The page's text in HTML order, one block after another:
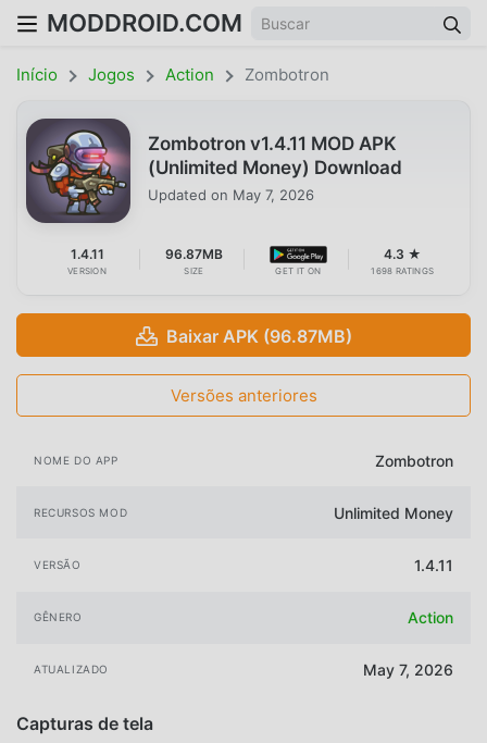
MODDROID.COM
Início Jogos Action Zombotron
Zombotron v1.4.11 MOD APK
(Unlimited Money) Download
Updated on May 7, 2026
1.4.11
VERSION
96.87MB
SIZE GET IT ON
4.3 ★
1698 RATINGS
Baixar APK (96.87MB)
Versões anteriores
NOME DO APP Zombotron
RECURSOS MOD Unlimited Money
VERSÃO 1.4.11
GÊNERO Action
ATUALIZADO May 7, 2026
Capturas de tela